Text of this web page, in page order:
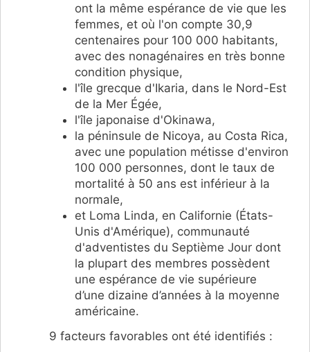
ont la même espérance de vie que les
femmes, et où l'on compte 30,9
centenaires pour 100 000 habitants,
avec des nonagénaires en très bonne
condition physique,
l'île grecque d'Ikaria, dans le Nord-Est
de la Mer Égée,
l'île japonaise d'Okinawa,
la péninsule de Nicoya, au Costa Rica,
avec une population métisse d'environ
100 000 personnes, dont le taux de
mortalité à 50 ans est inférieur à la
normale,
et Loma Linda, en Californie (États-
Unis d'Amérique), communauté
d'adventistes du Septième Jour dont
la plupart des membres possèdent
une espérance de vie supérieure
d’une dizaine d’années à la moyenne
américaine.
9 facteurs favorables ont été identifiés :